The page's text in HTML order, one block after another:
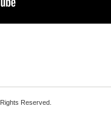
Reserved.